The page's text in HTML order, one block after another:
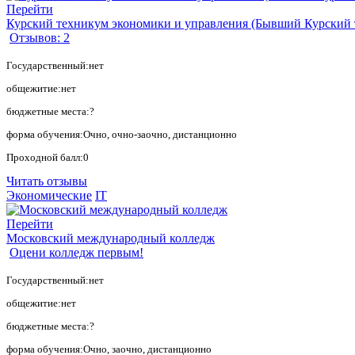
Перейти
Курский техникум экономики и управления (Бывший Курский
Отзывов: 2
Государственный:нет
общежитие:нет
бюджетные места:?
форма обучения:Очно, очно-заочно, дистанционно
Проходной балл:0
Читать отзывы
Экономические IT
Перейти
Московский международный колледж
Оцени колледж первым!
Государственный:нет
общежитие:нет
бюджетные места:?
форма обучения:Очно, заочно, дистанционно